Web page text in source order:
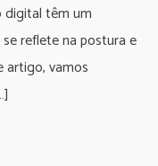
digital têm um
reflete na postura e
artigo, vamos